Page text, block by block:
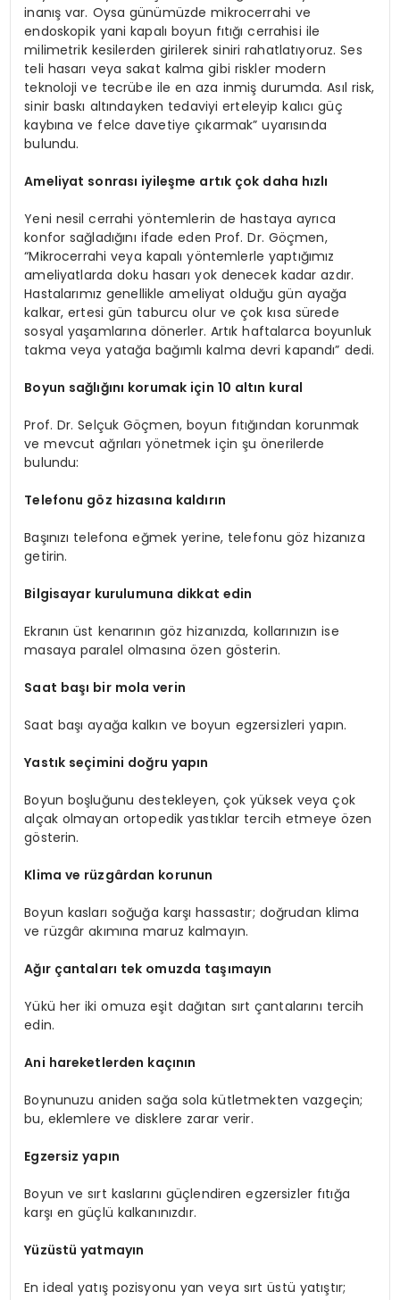
inanış var. Oysa günümüzde mikrocerrahi ve
endoskopik yani kapalı boyun fıtığı cerrahisi ile
milimetrik kesilerden girilerek siniri rahatlatıyoruz. Ses
teli hasarı veya sakat kalma gibi riskler modern
teknoloji ve tecrübe ile en aza inmiş durumda. Asıl risk,
sinir baskı altındayken tedaviyi erteleyip kalıcı güç
kaybına ve felce davetiye çıkarmak” uyarısında
bulundu.
Ameliyat sonrası iyileşme artık çok daha hızlı
Yeni nesil cerrahi yöntemlerin de hastaya ayrıca
konfor sağladığını ifade eden Prof. Dr. Göçmen,
“Mikrocerrahi veya kapalı yöntemlerle yaptığımız
ameliyatlarda doku hasarı yok denecek kadar azdır.
Hastalarımız genellikle ameliyat olduğu gün ayağa
kalkar, ertesi gün taburcu olur ve çok kısa sürede
sosyal yaşamlarına dönerler. Artık haftalarca boyunluk
takma veya yatağa bağımlı kalma devri kapandı” dedi.
Boyun sağlığını korumak için 10 altın kural
Prof. Dr. Selçuk Göçmen, boyun fıtığından korunmak
ve mevcut ağrıları yönetmek için şu önerilerde
bulundu:
Telefonu göz hizasına kaldırın
Başınızı telefona eğmek yerine, telefonu göz hizanıza
getirin.
Bilgisayar kurulumuna dikkat edin
Ekranın üst kenarının göz hizanızda, kollarınızın ise
masaya paralel olmasına özen gösterin.
Saat başı bir mola verin
Saat başı ayağa kalkın ve boyun egzersizleri yapın.
Yastık seçimini doğru yapın
Boyun boşluğunu destekleyen, çok yüksek veya çok
alçak olmayan ortopedik yastıklar tercih etmeye özen
gösterin.
Klima ve rüzgârdan korunun
Boyun kasları soğuğa karşı hassastır; doğrudan klima
ve rüzgâr akımına maruz kalmayın.
Ağır çantaları tek omuzda taşımayın
Yükü her iki omuza eşit dağıtan sırt çantalarını tercih
edin.
Ani hareketlerden kaçının
Boynunuzu aniden sağa sola kütletmekten vazgeçin;
bu, eklemlere ve disklere zarar verir.
Egzersiz yapın
Boyun ve sırt kaslarını güçlendiren egzersizler fıtığa
karşı en güçlü kalkanınızdır.
Yüzüstü yatmayın
En ideal yatış pozisyonu yan veya sırt üstü yatıştır;